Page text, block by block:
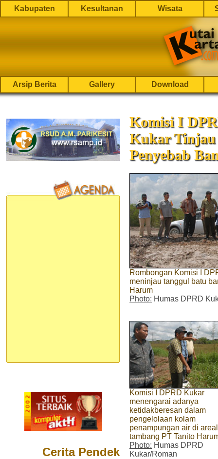
Kabupaten Kesultanan Wisata
Arsip Berita Gallery Download
Cerita Pendek
Komisi I
Kukar Tinjau
Penyebab
Rombongan Komisi I
meninjau tanggul batu
Harum
Photo: Humas DPRD
Komisi I DPRD Kukar
menengarai adanya
ketidakberesan dalam
pengelolaan kolam
penampungan air di areal
tambang PT Tanito
Photo: Humas DPRD
Kukar/Roman